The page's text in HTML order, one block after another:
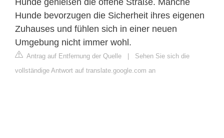
Hunde genießen die offene Straße. Manche
Hunde bevorzugen die Sicherheit ihres eigenen
Zuhauses und fühlen sich in einer neuen
Umgebung nicht immer wohl.
Antrag auf Entfernung der Quelle
Sehen Sie sich die
vollständige Antwort auf translate.google.com an